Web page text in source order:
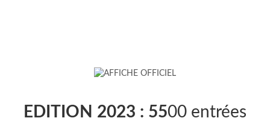
EDITION 2023 : 5500 entrées